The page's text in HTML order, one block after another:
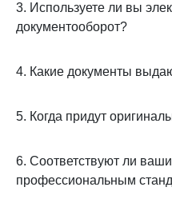
3. Используете ли вы
документооборот?
4. Какие документы
5. Когда придут
6. Соответствуют ли
профессиональным